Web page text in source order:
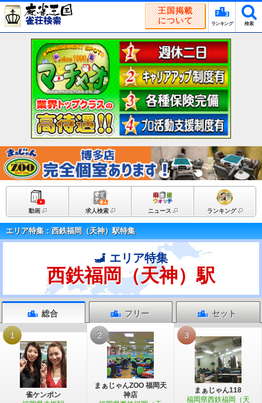
王国掲載
について
ランキング 検索
動画 求人検索 ニュース ランキング
エリア特集：西鉄福岡（天神）駅特集
エリア特集
西鉄福岡（天神）駅
総合 フリー セット
1
雀ケンポン
2
まぁじゃんZOO 福岡天
神店
3
まぁじゃん118
福岡県西鉄福岡（天